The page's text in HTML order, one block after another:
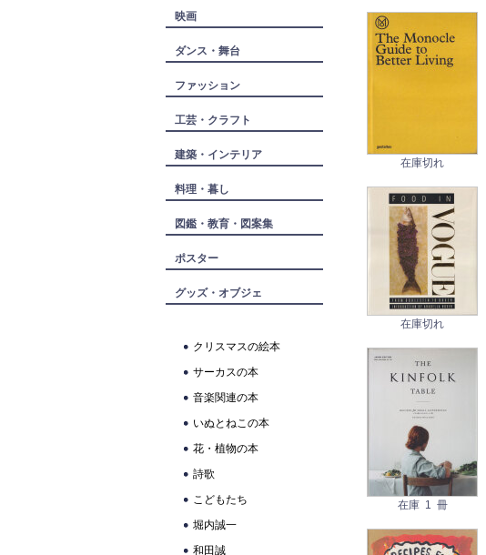
映画
ダンス・舞台
ファッション
工芸・クラフト
建築・インテリア
料理・暮し
図鑑・教育・図案集
ポスター
グッズ・オブジェ
クリスマスの絵本
サーカスの本
音楽関連の本
いぬとねこの本
花・植物の本
詩歌
こどもたち
堀内誠一
和田誠
在庫切れ
在庫切れ
在庫 1 冊